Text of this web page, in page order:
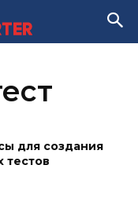
для создания
тестов